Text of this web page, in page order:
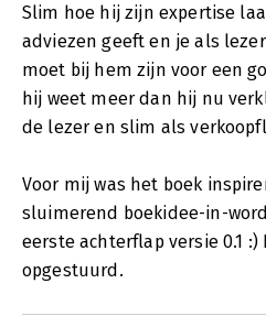
Slim hoe hij zijn expertise
adviezen geeft en je als
moet bij hem zijn voor een
hij weet meer dan hij nu
de lezer en slim als
Voor mij was het boek
sluimerend boekidee-in-
eerste achterflap versie 0.1
opgestuurd.